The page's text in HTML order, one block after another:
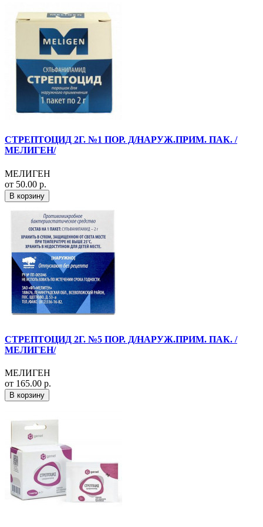
СТРЕПТОЦИД 2Г. №1 ПОР. Д/НАРУЖ.ПРИМ. ПАК. /
МЕЛИГЕН/
МЕЛИГЕН
от 50.00 р.
В корзину
СТРЕПТОЦИД 2Г. №5 ПОР. Д/НАРУЖ.ПРИМ. ПАК. /
МЕЛИГЕН/
МЕЛИГЕН
от 165.00 р.
В корзину